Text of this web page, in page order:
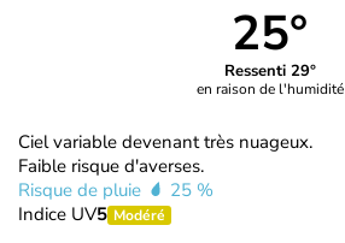
25°
Ressenti 29°
en raison de l'humidité
Ciel variable devenant très nuageux.
Faible risque d'averses.
Risque de pluie
25 %
Indice UV5 Modéré